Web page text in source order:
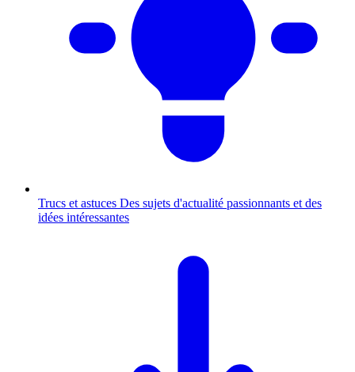
Trucs et astuces Des sujets d'actualité passionnants et des
idées intéressantes